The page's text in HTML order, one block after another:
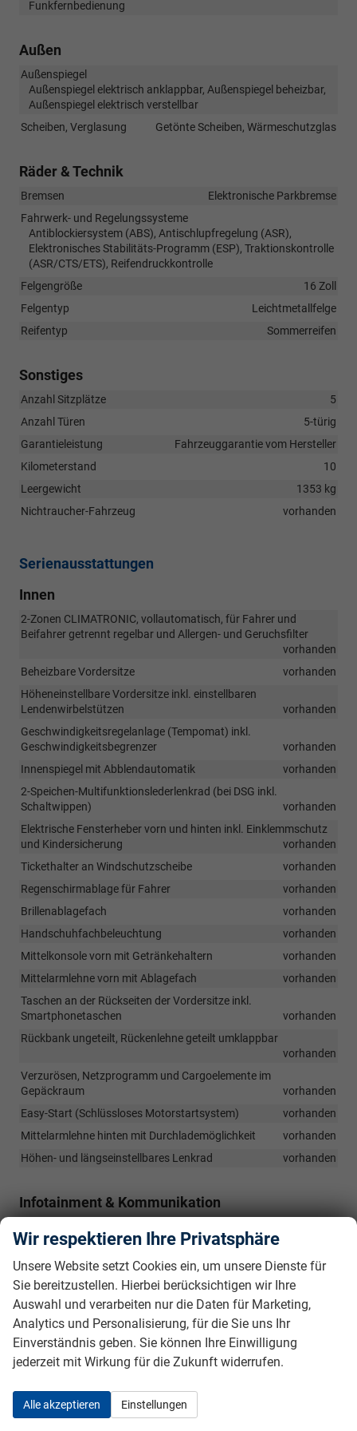
Funkfernbedienung
Außen
Außenspiegel
Außenspiegel elektrisch anklappbar, Außenspiegel beheizbar,
Außenspiegel elektrisch verstellbar
Scheiben, Verglasung
Getönte Scheiben, Wärmeschutzglas
Räder & Technik
Bremsen
Elektronische Parkbremse
Fahrwerk- und Regelungssysteme
Antiblockiersystem (ABS), Antischlupfregelung (ASR),
Elektronisches Stabilitäts-Programm (ESP), Traktionskontrolle
(ASR/CTS/ETS), Reifendruckkontrolle
Felgengröße
16 Zoll
Felgentyp
Leichtmetallfelge
Reifentyp
Sommerreifen
Sonstiges
Anzahl Sitzplätze
5
Anzahl Türen
5-türig
Garantieleistung
Fahrzeuggarantie vom Hersteller
Kilometerstand
10
Leergewicht
1353 kg
Nichtraucher-Fahrzeug
vorhanden
Serienausstattungen
Innen
2-Zonen CLIMATRONIC, vollautomatisch, für Fahrer und
Beifahrer getrennt regelbar und Allergen- und Geruchsfilter
vorhanden
Beheizbare Vordersitze
vorhanden
Höheneinstellbare Vordersitze inkl. einstellbaren
Lendenwirbelstützen
vorhanden
Geschwindigkeitsregelanlage (Tempomat) inkl.
Geschwindigkeitsbegrenzer
vorhanden
Innenspiegel mit Abblendautomatik
vorhanden
2-Speichen-Multifunktionslederlenkrad (bei DSG inkl.
Schaltwippen)
vorhanden
Elektrische Fensterheber vorn und hinten inkl. Einklemmschutz
und Kindersicherung
vorhanden
Tickethalter an Windschutzscheibe
vorhanden
Regenschirmablage für Fahrer
vorhanden
Brillenablagefach
vorhanden
Handschuhfachbeleuchtung
vorhanden
Mittelkonsole vorn mit Getränkehaltern
vorhanden
Mittelarmlehne vorn mit Ablagefach
vorhanden
Taschen an der Rückseiten der Vordersitze inkl.
Smartphonetaschen
vorhanden
Rückbank ungeteilt, Rückenlehne geteilt umklappbar
vorhanden
Verzurösen, Netzprogramm und Cargoelemente im
Gepäckraum
vorhanden
Easy-Start (Schlüssloses Motorstartsystem)
vorhanden
Mittelarmlehne hinten mit Durchlademöglichkeit
vorhanden
Höhen- und längseinstellbares Lenkrad
vorhanden
Infotainment & Kommunikation
Telefonfreisprecheinrichtung Bluetooth
vorhanden
Digitaler Radioempfang DAB+
vorhanden
8 Lautsprecher
vorhanden
10 Digitales Kombiinstrument (Virtual Cockpit)
vorhanden
2x USB-Anschlüsse vorn (Typ-C)
vorhanden
USB-Anschluss am Innenspiegel (Typ-C)
Induktive Ladefunktion für Smartphones
Wir respektieren Ihre Privatsphäre
Unsere Website setzt Cookies ein, um unsere Dienste für
Sie bereitzustellen. Hierbei berücksichtigen wir Ihre
Auswahl und verarbeiten nur die Daten für Marketing,
Analytics und Personalisierung, für die Sie uns Ihr
Einverständnis geben. Sie können Ihre Einwilligung
jederzeit mit Wirkung für die Zukunft widerrufen.
Alle akzeptieren Einstellungen